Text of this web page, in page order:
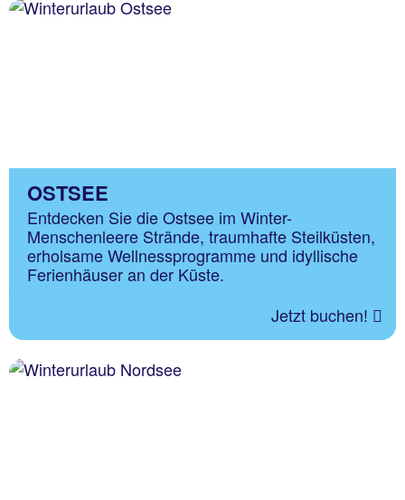
OSTSEE
Entdecken Sie die Ostsee im Winter-
Menschenleere Strände, traumhafte Steilküsten,
erholsame Wellnessprogramme und idyllische
Ferienhäuser an der Küste.
Jetzt buchen!